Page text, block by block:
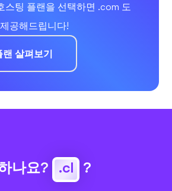
스팅 플랜을 선택하면 .com 도
공해드립니다!
랜 살펴보기
나요? .cl ?